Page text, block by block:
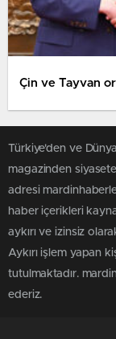
Çin ve Tayvan
Türkiye'den ve
magazinden
adresi
haber içerikleri
aykırı ve izinsiz
Aykırı işlem yapan
tutulmaktadır.
ederiz.